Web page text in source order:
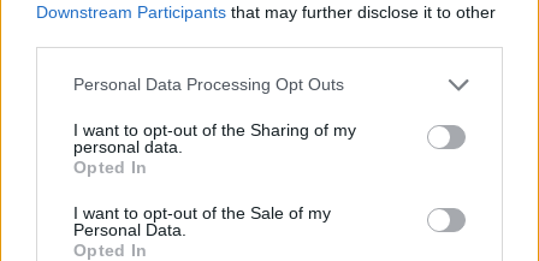
Downstream Participants that may further disclose it to other
Please note that this website/app uses one or more Google
not limited to your visit or usage behaviour. You may click to
grant or deny consent to Google and its third-party tags to
use your data for below specified purposes in below Google
consent section.
Personal Data Processing Opt Outs
I want to opt-out of the Sharing of my
personal data.
Opted In
I want to opt-out of the Sale of my
Personal Data.
Opted In
PEOPLE NEWS